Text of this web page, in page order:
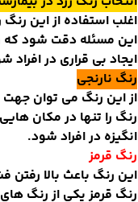
اغلب استفاده از این
این مسئله دقت شود که
ایجاد بی قراری در افراد
رنگ نارنجی
از این رنگ می توان
رنگ را تنها در مکان
انگیزه در افراد شود.
رنگ قرمز
این رنگ باعث بالا
رنگ قرمز یکی از رنگ